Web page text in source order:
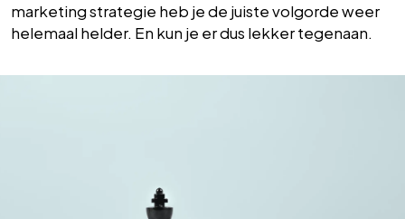
marketing strategie heb je de juiste volgorde weer
helemaal helder. En kun je er dus lekker tegenaan.